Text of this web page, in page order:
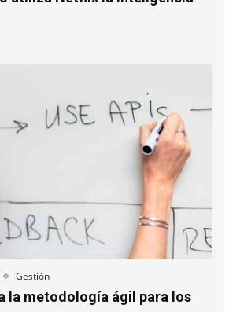
Gestión
la metodología ágil para los